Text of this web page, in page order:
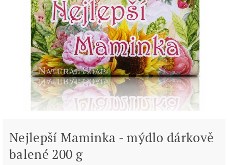
Nejlepší Maminka - mýdlo dárkově
balené 200 g